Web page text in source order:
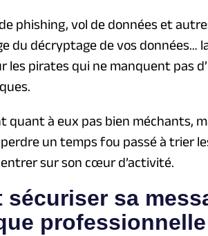
phishing, vol de données et
du décryptage de vos données…
les pirates qui ne manquent pas
quant à eux pas bien méchants,
un temps fou passé à trier
sur son cœur d’activité.
sécuriser sa